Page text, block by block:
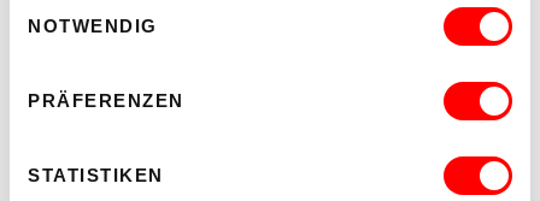
NOTWENDIG
PRÄFERENZEN
STATISTIKEN